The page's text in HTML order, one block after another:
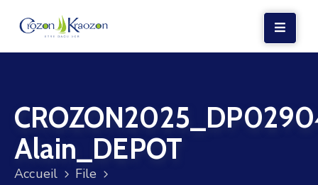
VIE
LOCALE
VIE
SOCIALE
Alain_DEPOT
Accueil
File